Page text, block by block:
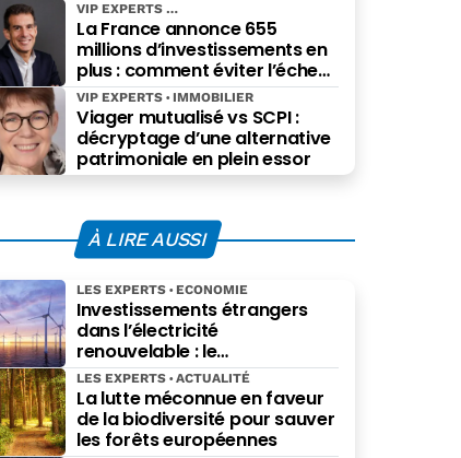
La France annonce 655
millions d’investissements en
plus : comment éviter l’échec
des projets à grande échelle ?
VIP EXPERTS
Viager mutualisé vs SCPI :
décryptage d’une alternative
patrimoniale en plein essor
VIP EXPERTS IMMOBILIER
À LIRE AUSSI
Investissements étrangers
dans l’électricité
renouvelable : le
gouvernement au pied du
mur
LES EXPERTS ECONOMIE
La lutte méconnue en faveur
de la biodiversité pour sauver
les forêts européennes
LES EXPERTS ACTUALITÉ